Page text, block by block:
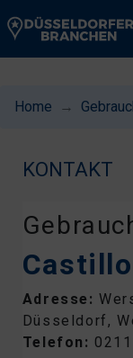
Home
KONTAKT
Adresse:
Düsseldorf,
Telefon: